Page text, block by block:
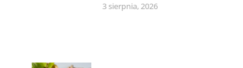
3 sierpnia, 2026